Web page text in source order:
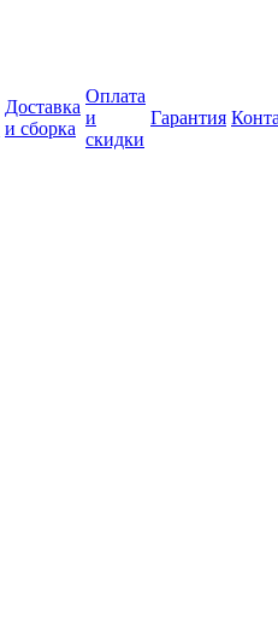
Доставка
и сборка
Оплата
и
скидки
Гарантия